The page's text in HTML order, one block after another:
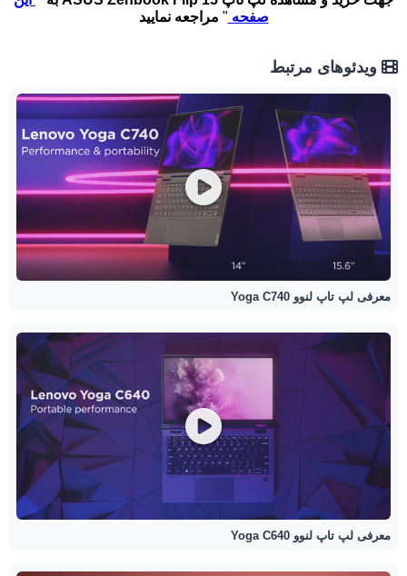
صفحه " مراجعه نمایید
ویدئوهای مرتبط
معرفی لپ تاپ لنوو Yoga C740
معرفی لپ تاپ لنوو Yoga C640